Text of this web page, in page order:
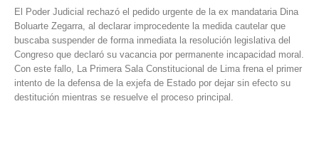
El Poder Judicial rechazó el pedido urgente de la ex mandataria Dina
Boluarte Zegarra , al declarar improcedente la medida cautelar que
buscaba suspender de forma inmediata la resolución legislativa del
Congreso que declaró su vacancia por permanente incapacidad moral.
Con este fallo, La Primera Sala Constitucional de Lima frena el primer
intento de la defensa de la exjefa de Estado por dejar sin efecto su
destitución mientras se resuelve el proceso principal.